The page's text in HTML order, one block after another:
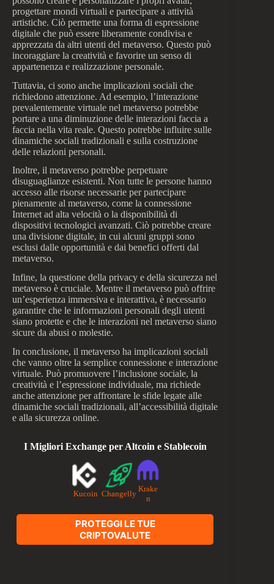
progettare mondi virtuali e partecipare a attività
artistiche. Ciò permette una forma di espressione
digitale che può essere liberamente condivisa e
apprezzata da altri utenti del metaverso. Questo può
incoraggiare la creatività e favorire un senso di
appartenenza e realizzazione personale.
Tuttavia, ci sono anche implicazioni sociali che
richiedono attenzione. Ad esempio, l’interazione
prevalentemente virtuale nel metaverso potrebbe
portare a una diminuzione delle interazioni faccia a
faccia nella vita reale. Questo potrebbe influire sulle
dinamiche sociali tradizionali e sulla costruzione
delle relazioni personali.
Inoltre, il metaverso potrebbe perpetuare
disuguaglianze esistenti. Non tutte le persone hanno
accesso alle risorse necessarie per partecipare
pienamente al metaverso, come la connessione
Internet ad alta velocità o la disponibilità di
dispositivi tecnologici avanzati. Ciò potrebbe creare
una divisione digitale, in cui alcuni gruppi sono
esclusi dalle opportunità e dai benefici offerti dal
metaverso.
Infine, la questione della privacy e della sicurezza nel
metaverso è cruciale. Mentre il metaverso può offrire
un’esperienza immersiva e interattiva, è necessario
garantire che le informazioni personali degli utenti
siano protette e che le interazioni nel metaverso siano
sicure da abusi o molestie.
In conclusione, il metaverso ha implicazioni sociali
che vanno oltre la semplice connessione e interazione
virtuale. Può promuovere l’inclusione sociale, la
creatività e l’espressione individuale, ma richiede
anche attenzione per affrontare le sfide legate alle
dinamiche sociali tradizionali, all’accessibilità digitale
e alla sicurezza online.
I Migliori Exchange per Altcoin e Stablecoin
Kucoin Changelly
Krake
n
PROTEGGI LE TUE
CRIPTOVALUTE